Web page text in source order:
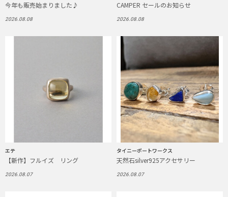
今年も販売始まりました♪
2026.08.08
CAMPER セールのお知らせ
2026.08.08
エテ
【新作】フルイズ リング
2026.08.07
タイニーポートワークス
天然石silver925アクセサリー
2026.08.07